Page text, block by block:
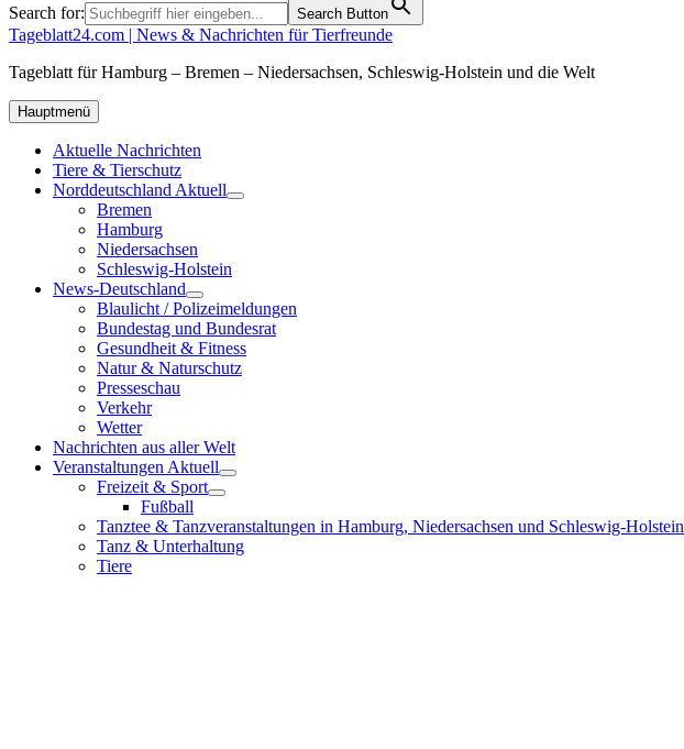
Search for: Search Button
Tageblatt24.com | News & Nachrichten für Tierfreunde
Tageblatt für Hamburg – Bremen – Niedersachsen, Schleswig-Holstein und die Welt
Hauptmenü
Aktuelle Nachrichten
Tiere & Tierschutz
Norddeutschland Aktuell
Bremen
Hamburg
Niedersachsen
Schleswig-Holstein
News-Deutschland
Blaulicht / Polizeimeldungen
Bundestag und Bundesrat
Gesundheit & Fitness
Natur & Naturschutz
Presseschau
Verkehr
Wetter
Nachrichten aus aller Welt
Veranstaltungen Aktuell
Freizeit & Sport
Fußball
Tanztee & Tanzveranstaltungen in Hamburg, Niedersachsen und Schleswig-Holstein
Tanz & Unterhaltung
Tiere